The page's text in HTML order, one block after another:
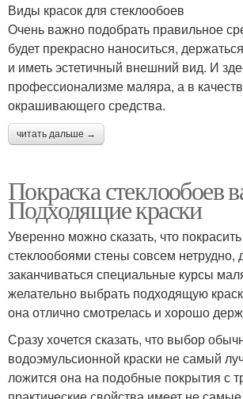
Виды красок для стеклообоев
Очень важно подобрать правильное
будет прекрасно наноситься,
и иметь эстетичный внешний вид. И
профессионализме маляра, а в
окрашивающего средства.
читать дальше →
Покраска стеклообоев
Подходящие краски
Уверенно можно сказать, что
стеклообоями стены совсем
заканчиваться специальные курсы
желательно выбрать подходящую
она отлично смотрелась и хорошо
Сразу хочется сказать, что выбор
водоэмульсионной краски не самый
ложится она на подобные покрытия с